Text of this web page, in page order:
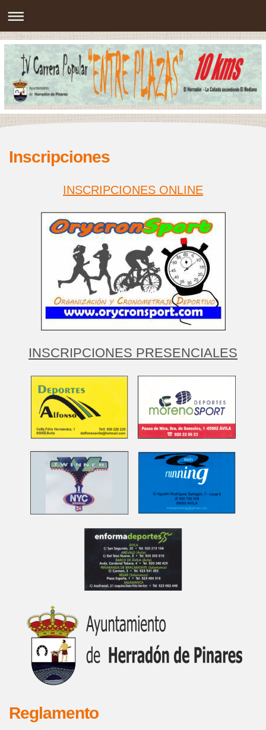
Inscripciones
INSCRIPCIONES ONLINE
INSCRIPCIONES PRESENCIALES
Reglamento